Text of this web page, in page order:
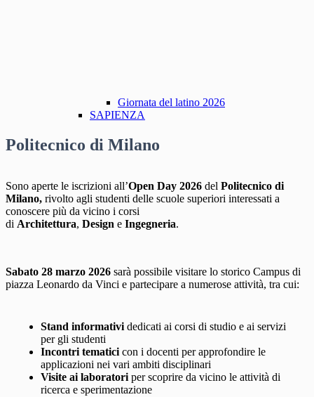
Giornata del latino 2026
SAPIENZA
Politecnico di Milano
Sono aperte le iscrizioni all’Open Day 2026 del Politecnico di
Milano, rivolto agli studenti delle scuole superiori interessati a
conoscere più da vicino i corsi
di Architettura, Design e Ingegneria.
Sabato 28 marzo 2026 sarà possibile visitare lo storico Campus di
piazza Leonardo da Vinci e partecipare a numerose attività, tra cui:
Stand informativi dedicati ai corsi di studio e ai servizi
per gli studenti
Incontri tematici con i docenti per approfondire le
applicazioni nei vari ambiti disciplinari
Visite ai laboratori per scoprire da vicino le attività di
ricerca e sperimentazione